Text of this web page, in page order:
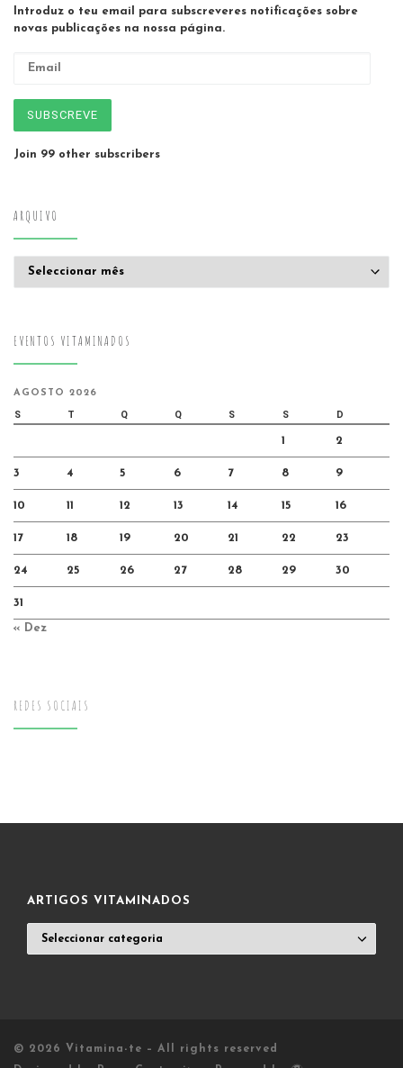
Introduz o teu email para subscreveres notificações sobre
novas publicações na nossa página.
SUBSCREVE
Join 99 other subscribers
ARQUIVO
EVENTOS VITAMINADOS
AGOSTO 2026
S T Q Q S S D
1 2
3 4 5 6 7 8 9
10 11 12 13 14 15 16
17 18 19 20 21 22 23
24 25 26 27 28 29 30
31
« Dez
REDES SOCIAIS
ARTIGOS VITAMINADOS
VITAMINADOS
© 2026 Vitamina-te – All rights reserved